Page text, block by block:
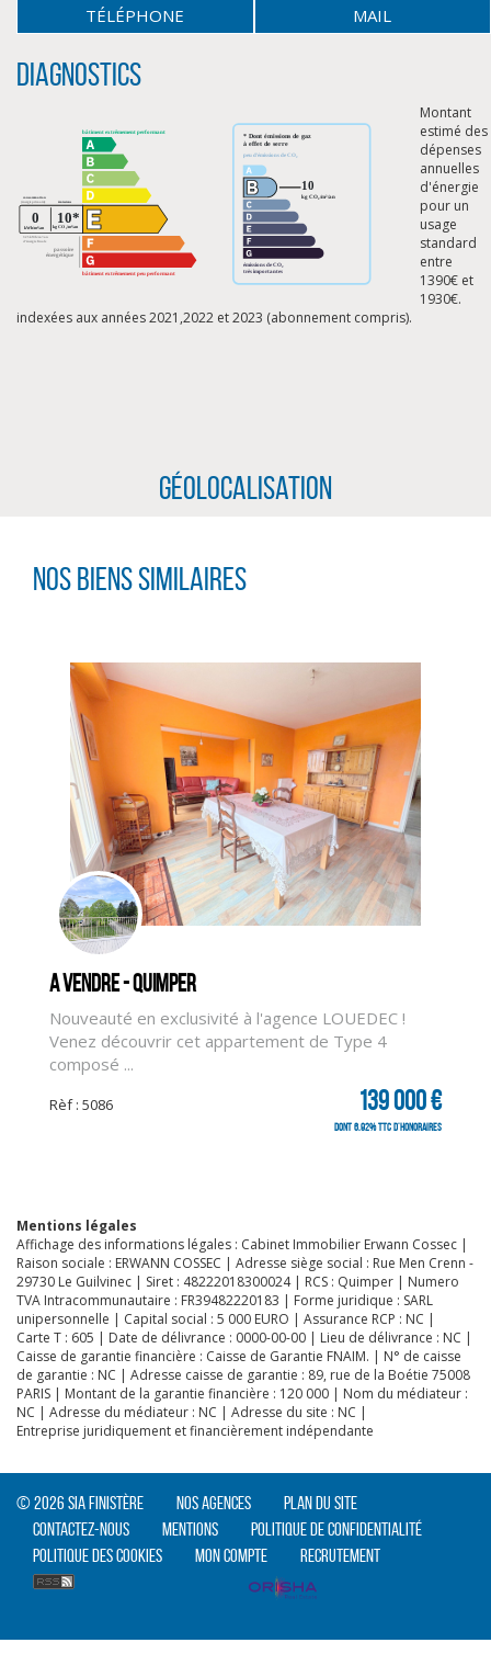
CLIQUER ICI POUR AGRANDIR
TÉLÉPHONE MAIL
Diagnostics
Montant
estimé des
dépenses
annuelles
d'énergie
pour un
usage
standard
entre
1390€ et
1930€.
indexées aux années 2021,2022 et 2023 (abonnement compris).
Géolocalisation
Nos biens similaires
A vendre - QUIMPER
Nouveauté en exclusivité à l'agence LOUEDEC !
Venez découvrir cet appartement de Type 4
composé ...
Rèf : 5086 139 000 €
dont 6.92% TTC d'honoraires
Mentions légales
Affichage des informations légales : Cabinet Immobilier Erwann Cossec |
Raison sociale : ERWANN COSSEC | Adresse siège social : Rue Men Crenn -
29730 Le Guilvinec | Siret : 48222018300024 | RCS : Quimper | Numero
TVA Intracommunautaire : FR39482220183 | Forme juridique : SARL
unipersonnelle | Capital social : 5 000 EURO | Assurance RCP : NC |
Carte T : 605 | Date de délivrance : 0000-00-00 | Lieu de délivrance : NC |
Caisse de garantie financière : Caisse de Garantie FNAIM. | N° de caisse
de garantie : NC | Adresse caisse de garantie : 89, rue de la Boétie 75008
PARIS | Montant de la garantie financière : 120 000 | Nom du médiateur :
NC | Adresse du médiateur : NC | Adresse du site : NC |
Entreprise juridiquement et financièrement indépendante
© 2026 SIA Finistère Nos agences
Plan du site
Contactez-nous
Mentions
Politique de confidentialité
Politique des cookies
Mon compte Recrutement